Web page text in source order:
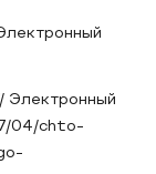
Электронный
04/chto-